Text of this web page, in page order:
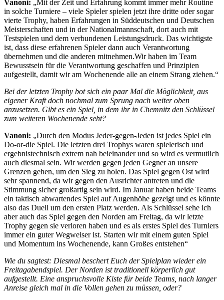
Vanoni: „Mit der Zeit und Erfahrung kommt immer mehr Routine
in solche Turniere – viele Spieler spielen jetzt ihre dritte oder sogar
vierte Trophy, haben Erfahrungen in Süddeutschen und Deutschen
Meisterschaften und in der Nationalmannschaft, dort auch mit
Testspielen und dem verbundenen Leistungsdruck. Das wichtigste
ist, dass diese erfahrenen Spieler dann auch Verantwortung
übernehmen und die anderen mitnehmen.Wir haben im Team
Bewusstsein für die Verantwortung geschaffen und Prinzipien
aufgestellt, damit wir am Wochenende alle an einem Strang ziehen.“
Bei der letzten Trophy bot sich ein paar Mal die Möglichkeit, aus
eigener Kraft doch nochmal zum Sprung nach weiter oben
anzusetzen. Gibt es ein Spiel, in dem ihr in Chemnitz den Schlüssel
zum weiteren Wochenende seht?
Vanoni: „Durch den Modus Jeder-gegen-Jeden ist jedes Spiel ein
Do-or-die Spiel. Die letzten drei Trophys waren spielerisch und
ergebnistechnisch extrem nah beieinander und so wird es vermutlich
auch diesmal sein. Wir werden gegen jeden Gegner an unsere
Grenzen gehen, um den Sieg zu holen. Das Spiel gegen Ost wird
sehr spannend, da wir gegen den Ausrichter antreten und die
Stimmung sicher großartig sein wird. Im Januar haben beide Teams
ein taktisch abwartendes Spiel auf Augenhöhe gezeigt und es könnte
also das Duell um den ersten Platz werden. Als Schlüssel sehe ich
aber auch das Spiel gegen den Norden am Freitag, da wir letzte
Trophy gegen sie verloren haben und es als erstes Spiel des Turniers
immer ein guter Wegweiser ist. Starten wir mit einem guten Spiel
und Momentum ins Wochenende, kann Großes entstehen“
Wie du sagtest: Diesmal beschert Euch der Spielplan wieder ein
Freitagabendspiel. Der Norden ist traditionell körperlich gut
aufgestellt. Eine anspruchsvolle Kiste für beide Teams, nach langer
Anreise gleich mal in die Vollen gehen zu müssen, oder?